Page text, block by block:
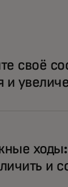
своё
и
и